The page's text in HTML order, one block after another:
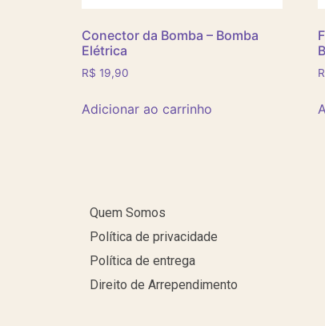
Conector da Bomba – Bomba
Elétrica
R$ 19,90
Adicionar ao carrinho
Quem Somos
Política de privacidade
Política de entrega
Direito de Arrependimento